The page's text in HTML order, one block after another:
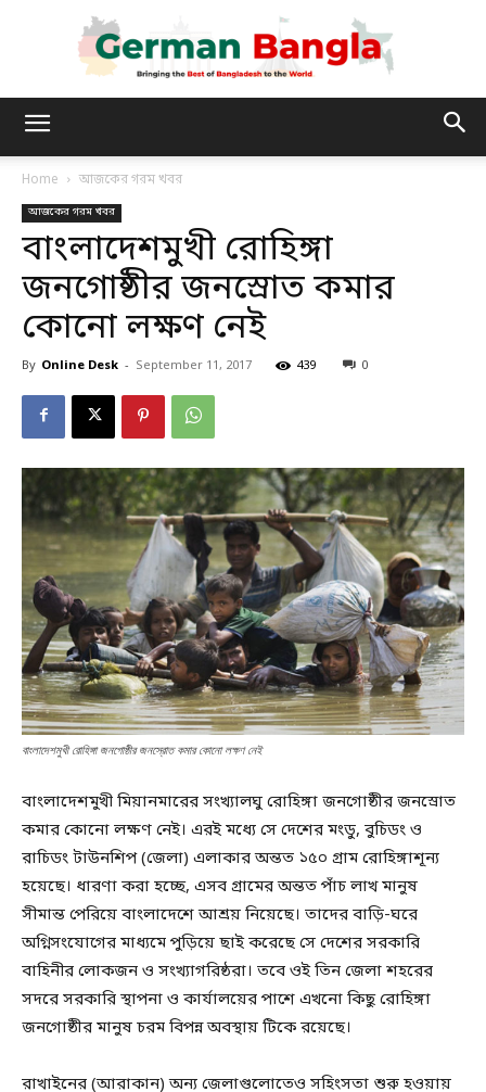
Bangla
Home আজকের গরম খবর
আজকের গরম খবর
বাংলাদেশমুখী রোহিঙ্গা
জনগোষ্ঠীর জনস্রোত কমার
কোনো লক্ষণ নেই
By Online Desk - September 11, 2017 439 0
বাংলাদেশমুখী রোহিঙ্গা জনগোষ্ঠীর জনস্রোত কমার কোনো লক্ষণ নেই
বাংলাদেশমুখী মিয়ানমারের সংখ্যালঘু রোহিঙ্গা জনগোষ্ঠীর জনস্রোত
কমার কোনো লক্ষণ নেই। এরই মধ্যে সে দেশের মংডু, বুচিডং ও
রাচিডং টাউনশিপ (জেলা) এলাকার অন্তত ১৫০ গ্রাম রোহিঙ্গাশূন্য
হয়েছে। ধারণা করা হচ্ছে, এসব গ্রামের অন্তত পাঁচ লাখ মানুষ
সীমান্ত পেরিয়ে বাংলাদেশে আশ্রয় নিয়েছে। তাদের বাড়ি-ঘরে
অগ্নিসংযোগের মাধ্যমে পুড়িয়ে ছাই করেছে সে দেশের সরকারি
বাহিনীর লোকজন ও সংখ্যাগরিষ্ঠরা। তবে ওই তিন জেলা শহরের
সদরে সরকারি স্থাপনা ও কার্যালয়ের পাশে এখনো কিছু রোহিঙ্গা
জনগোষ্ঠীর মানুষ চরম বিপন্ন অবস্থায় টিকে রয়েছে।
রাখাইনের (আরাকান) অন্য জেলাগুলোতেও সহিংসতা শুরু হওয়ায়